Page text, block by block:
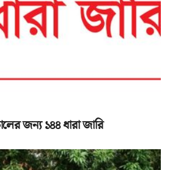
জন্য ১৪৪ ধারা জারি